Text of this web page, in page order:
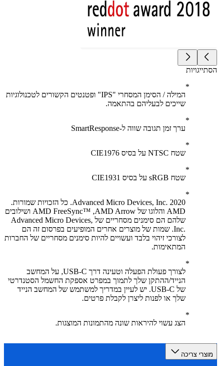
המילה / הסימן המסחרי "IPS" ופטנטים הקשורים לטכנולוגיות
שייכים לבעליהם בהתאמה.
ערך זמן תגובה שווה ל-SmartResponse
שטח NTSC על בסיס CIE1976
שטח sRGB על בסיס CIE1931
2020 Advanced Micro Devices, Inc.‎. כל הזכויות שמורות.
AMD והלוגו של AMD Arrow, ‏AMD FreeSync™‎ ושילובים
שלהם הם סימנים מסחריים של Advanced Micro Devices,
Inc.‎. שמות של מוצרים אחרים המופיעים בפרסום זה הם
לצורכי זיהוי בלבד ועשויים להיות סימנים מסחריים של החברות
המתאימות.
לצורך פעולת הפעלה וטעינה דרך USB-C, על המחשב
הנייד/ההתקן שלך לתמוך במפרט אספקת החשמל הסטנדרטי
של USB-C. יש לעיין במדריך למשתמש של המחשב הנייד
שלך או לפנות ליצרן לקבלת פרטים.
הצג עשוי להיראות שונה מהתמונות המוצגות.
צריכה